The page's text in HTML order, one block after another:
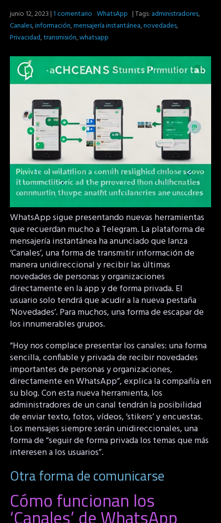
junio 12, 2023|1 comentario WhatsApp | Tags: administradores,
Canales,información,mensajería instantánea,novedades,
Privacidad,transmisión,whatsapp
WhatsApp sigue presentando nuevas herramientas
que recuerdan mucho a Telegram. La plataforma de
mensajería instantánea ha anunciado que lanza
‘Canales’, una forma de transmitir información de
manera unidireccional y recibir las últimas
novedades de personas y organizaciones
directamente en la app y de forma privada. El
usuario solo tendrá que acudir a la nueva pestaña
‘Novedades’. Para muchos, una forma de escapar de
los innumerables grupos.
“Hoy nos complace presentar los canales: una forma
sencilla, confiable y privada de recibir novedades
importantes de personas y organizaciones,
directamente en WhatsApp”, explica la compañía en
su blog. Con esta nueva herramienta, los
administradores de un canal tendrán la posibilidad
de enviar texto, fotos, vídeos, ‘stikers’ y encuestas.
Los mensajes siempre serán unidireccionales, una
forma de “seguir de forma privada los temas que más
interesen a los usuarios”.
Otra forma de comunicarse
Cómo funcionan los
‘Canales’ de WhatsApp